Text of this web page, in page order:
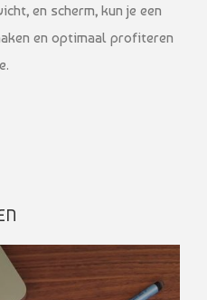
en scherm, kun je een
en optimaal profiteren